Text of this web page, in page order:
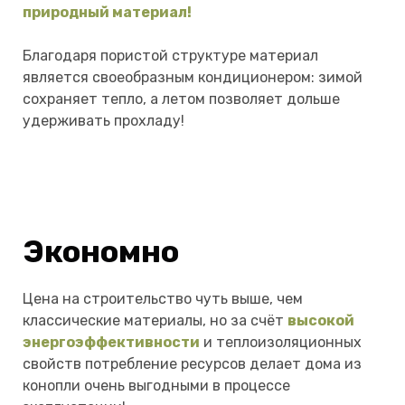
природный материал!
Благодаря пористой структуре материал
является своеобразным кондиционером: зимой
сохраняет тепло, а летом позволяет дольше
удерживать прохладу!
Экономно
Цена на строительство чуть выше, чем
классические материалы, но за счёт высокой
энергоэффективности и теплоизоляционных
свойств потребление ресурсов делает дома из
конопли очень выгодными в процессе